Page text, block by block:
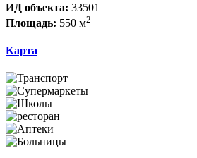
ИД объекта: 33501
Площадь: 550 м2
Карта